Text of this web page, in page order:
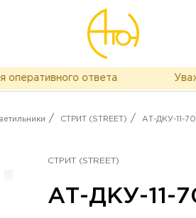
ответа
/ СТРИТ (STREET) / АТ-ДКУ-11-70
СТРИТ (STREET)
АТ-ДКУ-11-